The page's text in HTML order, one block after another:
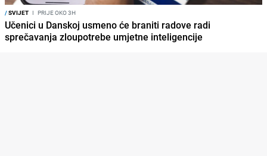
/SVIJET I PRIJE OKO 3H
Učenici u Danskoj usmeno će braniti radove radi
sprečavanja zloupotrebe umjetne inteligencije